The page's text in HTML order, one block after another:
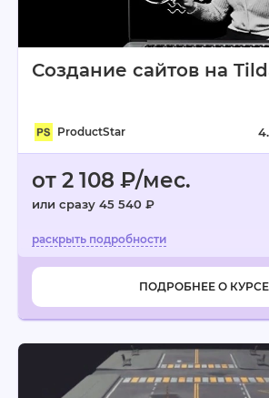
Создание сайтов на
ProductStar
от 2 108 ₽/мес.
или сразу 45 540 ₽
ПОДРОБНЕЕ О КУРСЕ